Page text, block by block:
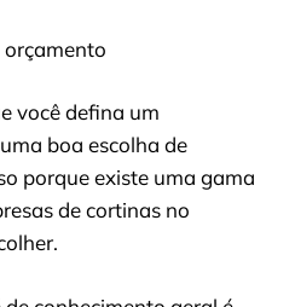
você defina um
boa escolha de
porque existe uma gama
de cortinas no